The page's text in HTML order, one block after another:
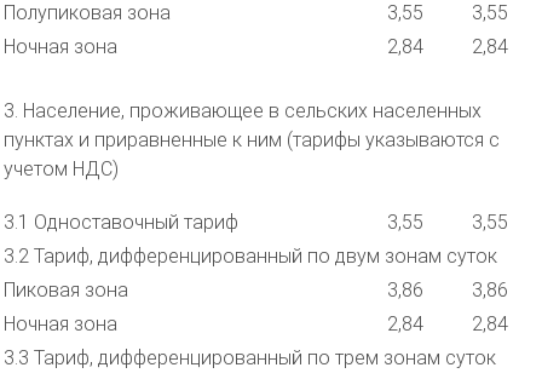
Полупиковая зона
3,55
3,55
Ночная зона
2,84 2,84
3. Население, проживающее в сельских населенных
пунктах и приравненные к ним (тарифы указываются с
учетом НДС)
3.1 Одноставочный тариф 3,55
3,55
3.2 Тариф, дифференцированный по двум зонам суток
Пиковая зона
3,86
3,86
Ночная зона
2,84
2,84
3.3 Тариф, дифференцированный по трем зонам суток